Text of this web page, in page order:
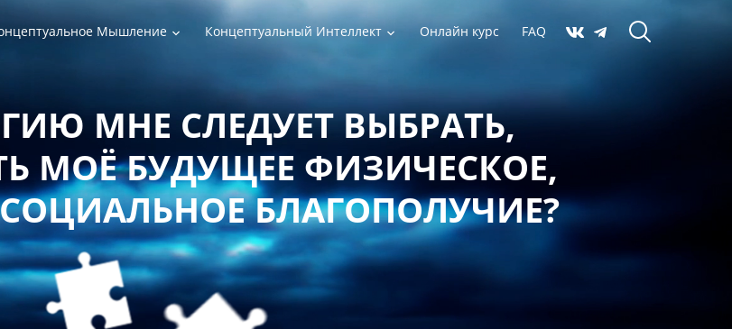
Мышление Концептуальный Интеллект Онлайн курс FAQ
МНЕ СЛЕДУЕТ ВЫБРАТЬ,
МОЁ БУДУЩЕЕ ФИЗИЧЕСКОЕ,
БЛАГОПОЛУЧИЕ?